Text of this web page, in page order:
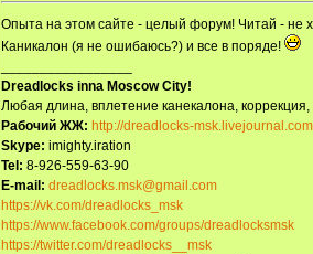
Опыта на этом сайте - целый форум! Читай - не
Каникалон (я не ошибаюсь?) и все в поряде!
Dreadlocks inna Moscow Сity!
Любая длина, вплетение канекалона,
Рабочий ЖЖ: http://dreadlocks-
Skype: imighty.iration
Tel: 8-926-559-63-90
E-mail: dreadlocks.msk@gmail.com
https://vk.com/dreadlocks_msk
https://www.facebook.com/groups/dreadlocksmsk
https://twitter.com/dreadlocks__msk